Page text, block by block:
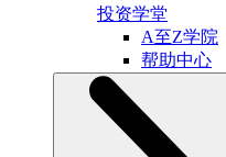
投资学堂
A至Z学院
帮助中心